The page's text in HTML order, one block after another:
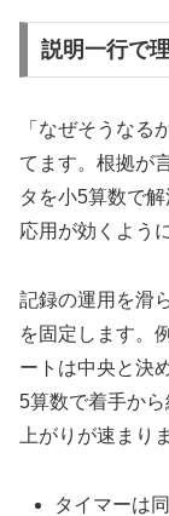
説明一行で
「なぜそうなる
てます。根拠が
タを小5算数で
応用が効くよう
記録の運用を滑
を固定します。
ートは中央と決
5算数で着手か
上がりが速まり
タイマーは